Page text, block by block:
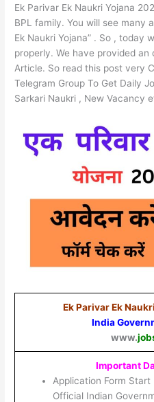
Ek Parivar Ek Naukri Yojana
BPL family. You will see many
Ek Naukri Yojana” . So , today
properly. We have provided
Article. So read this post very
Telegram Group To Get Daily
Sarkari Naukri , New Vacancy
Ek Parivar Ek
India
www.
Important
Application Form
Official Indian